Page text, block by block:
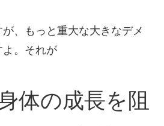
、もっと重大な大きなデメ
よ。それが
体の成長を阻